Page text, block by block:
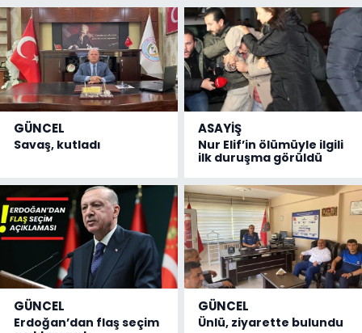
GÜNCEL
Savaş, kutladı
ASAYİŞ
Nur Elif’in ölümüyle ilgili
ilk duruşma görüldü
GÜNCEL
Erdoğan’dan flaş seçim
GÜNCEL
Ünlü, ziyarette bulundu